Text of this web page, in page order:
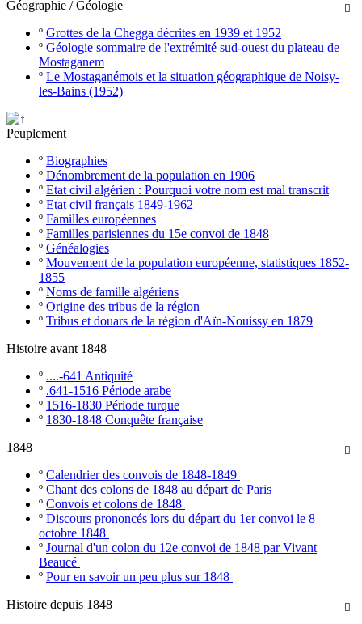

Géographie / Géologie
º Grottes de la Chegga décrites en 1939 et 1952
º Géologie sommaire de l'extrémité sud-ouest du plateau de
Mostaganem
º Le Mostaganémois et la situation géographique de Noisy-
les-Bains (1952)
Peuplement
º Biographies
º Dénombrement de la population en 1906
º Etat civil algérien : Pourquoi votre nom est mal transcrit
º Etat civil français 1849-1962
º Familles européennes
º Familles parisiennes du 15e convoi de 1848
º Généalogies
º Mouvement de la population européenne, statistiques 1852-
1855
º Noms de famille algériens
º Origine des tribus de la région
º Tribus et douars de la région d'Aïn-Nouissy en 1879
Histoire avant 1848
º ....-641 Antiquité
º .641-1516 Période arabe
º 1516-1830 Période turque
º 1830-1848 Conquête française

1848
º Calendrier des convois de 1848-1849
º Chant des colons de 1848 au départ de Paris
º Convois et colons de 1848
º Discours prononcés lors du départ du 1er convoi le 8
octobre 1848
º Journal d'un colon du 12e convoi de 1848 par Vivant
Beaucé
º Pour en savoir un peu plus sur 1848

Histoire depuis 1848